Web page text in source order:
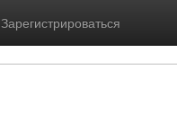
Зарегистрироваться